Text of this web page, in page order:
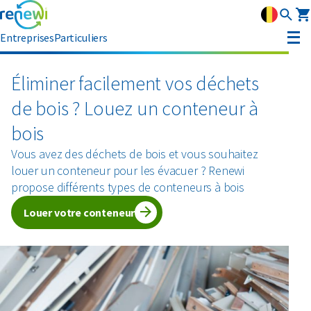
EntreprisesParticuliers
Gestion des déchets
Gestion des déchets
Collecte des déchets
Conteneurs à roulettes
Conteneurs amovibles
Conteneurs à dechets semi enterres
Conteneurs à presse
Swill tank
Moyens de collecte pour les déchets dangereux
Collecte interne des déchets
Secteurs
Construction
Flux de déchets
Amiante
Bois
Déchets de construction et de démolition
Déchets dangereux
Matériaux circulaires
Verre
Bois
Métaux
Conseil
Service clientèle
MyRenewi
Éliminer facilement vos déchets
de bois ? Louez un conteneur à
bois
Vous avez des déchets de bois et vous souhaitez
louer un conteneur pour les évacuer ? Renewi
propose différents types de conteneurs à bois
Louer votre conteneur